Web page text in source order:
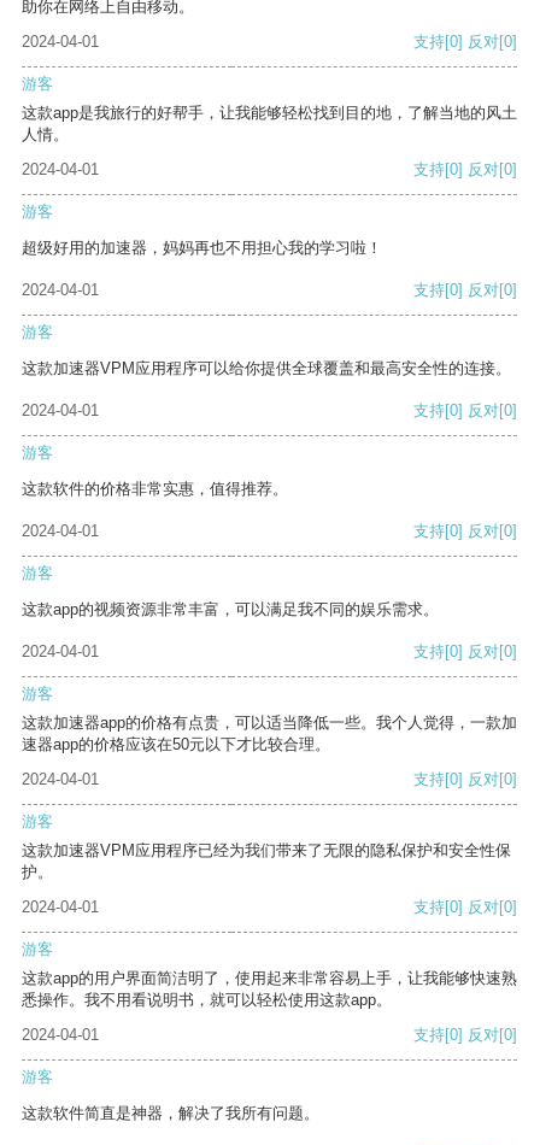
助你在网络上自由移动。
2024-04-01
支持[0] 反对[0]
游客
这款app是我旅行的好帮手，让我能够轻松找到目的地，了解当地的风土
人情。
2024-04-01
支持[0] 反对[0]
游客
超级好用的加速器，妈妈再也不用担心我的学习啦！
2024-04-01 支持[0] 反对[0]
游客
这款加速器VPM应用程序可以给你提供全球覆盖和最高安全性的连接。
2024-04-01 支持[0] 反对[0]
游客
这款软件的价格非常实惠，值得推荐。
2024-04-01 支持[0] 反对[0]
游客
这款app的视频资源非常丰富，可以满足我不同的娱乐需求。
2024-04-01 支持[0] 反对[0]
游客
这款加速器app的价格有点贵，可以适当降低一些。我个人觉得，一款加
速器app的价格应该在50元以下才比较合理。
2024-04-01
支持[0] 反对[0]
游客
这款加速器VPM应用程序已经为我们带来了无限的隐私保护和安全性保
护。
2024-04-01
支持[0] 反对[0]
游客
这款app的用户界面简洁明了，使用起来非常容易上手，让我能够快速熟
悉操作。我不用看说明书，就可以轻松使用这款app。
2024-04-01
支持[0] 反对[0]
游客
这款软件简直是神器，解决了我所有问题。